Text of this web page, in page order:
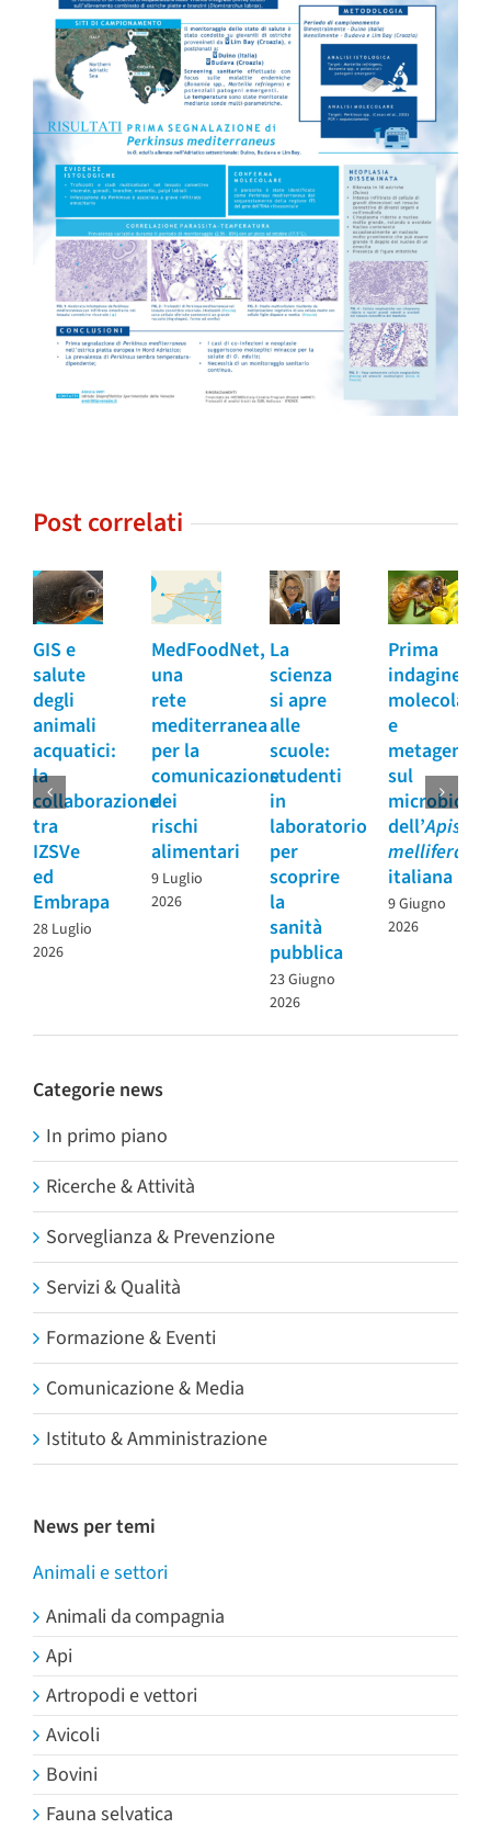
Post correlati
GIS e
salute
degli
animali
acquatici:
la
collaborazione
tra
IZSVe
ed
Embrapa
28 Luglio
2026
MedFoodNet,
una
rete
mediterranea
per la
comunicazione
dei
rischi
alimentari
9 Luglio
2026
La
scienza
si apre
alle
scuole:
studenti
in
laboratorio
per
scoprire
la
sanità
pubblica
23 Giugno
2026
Prima
indagine
molecolare
e
sul
microbioma
dell’Apis
mellifera
italiana
9 Giugno
2026
Categorie news
In primo piano
Ricerche & Attività
Sorveglianza & Prevenzione
Servizi & Qualità
Formazione & Eventi
Comunicazione & Media
Istituto & Amministrazione
News per temi
Animali e settori
Animali da compagnia
Api
Artropodi e vettori
Avicoli
Bovini
Fauna selvatica